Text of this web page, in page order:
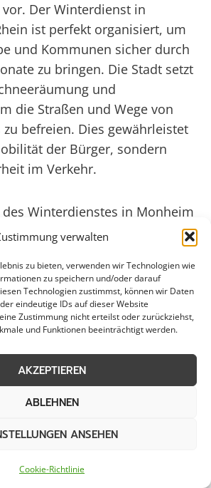
verwalten
zu bieten, verwenden wir Technologien wie
zu speichern und/oder darauf
Technologien zustimmst, können wir Daten
eindeutige IDs auf dieser Website
Zustimmung nicht erteilst oder zurückziehst,
und Funktionen beeinträchtigt werden.
AKZEPTIEREN
ABLEHNEN
ANSEHEN
Cookie-Richtlinie
vor. Der Winterdienst in
ist perfekt organisiert, um
und Kommunen sicher durch
zu bringen. Die Stadt setzt
und
die Straßen und Wege von
zu befreien. Dies gewährleistet
der Bürger, sondern
im Verkehr.
Winterdienstes in Monheim
geschult und mit
ausgestattet, um auch
oder Glatteis schnell
Dank eines gut
werden die
Gehwege und Plätze
und gestreut. So können
reibungslos arbeiten
ihre Wege zurücklegen.
profitieren von diesem
beiträgt, Unfälle und
ist stolz darauf, seinen